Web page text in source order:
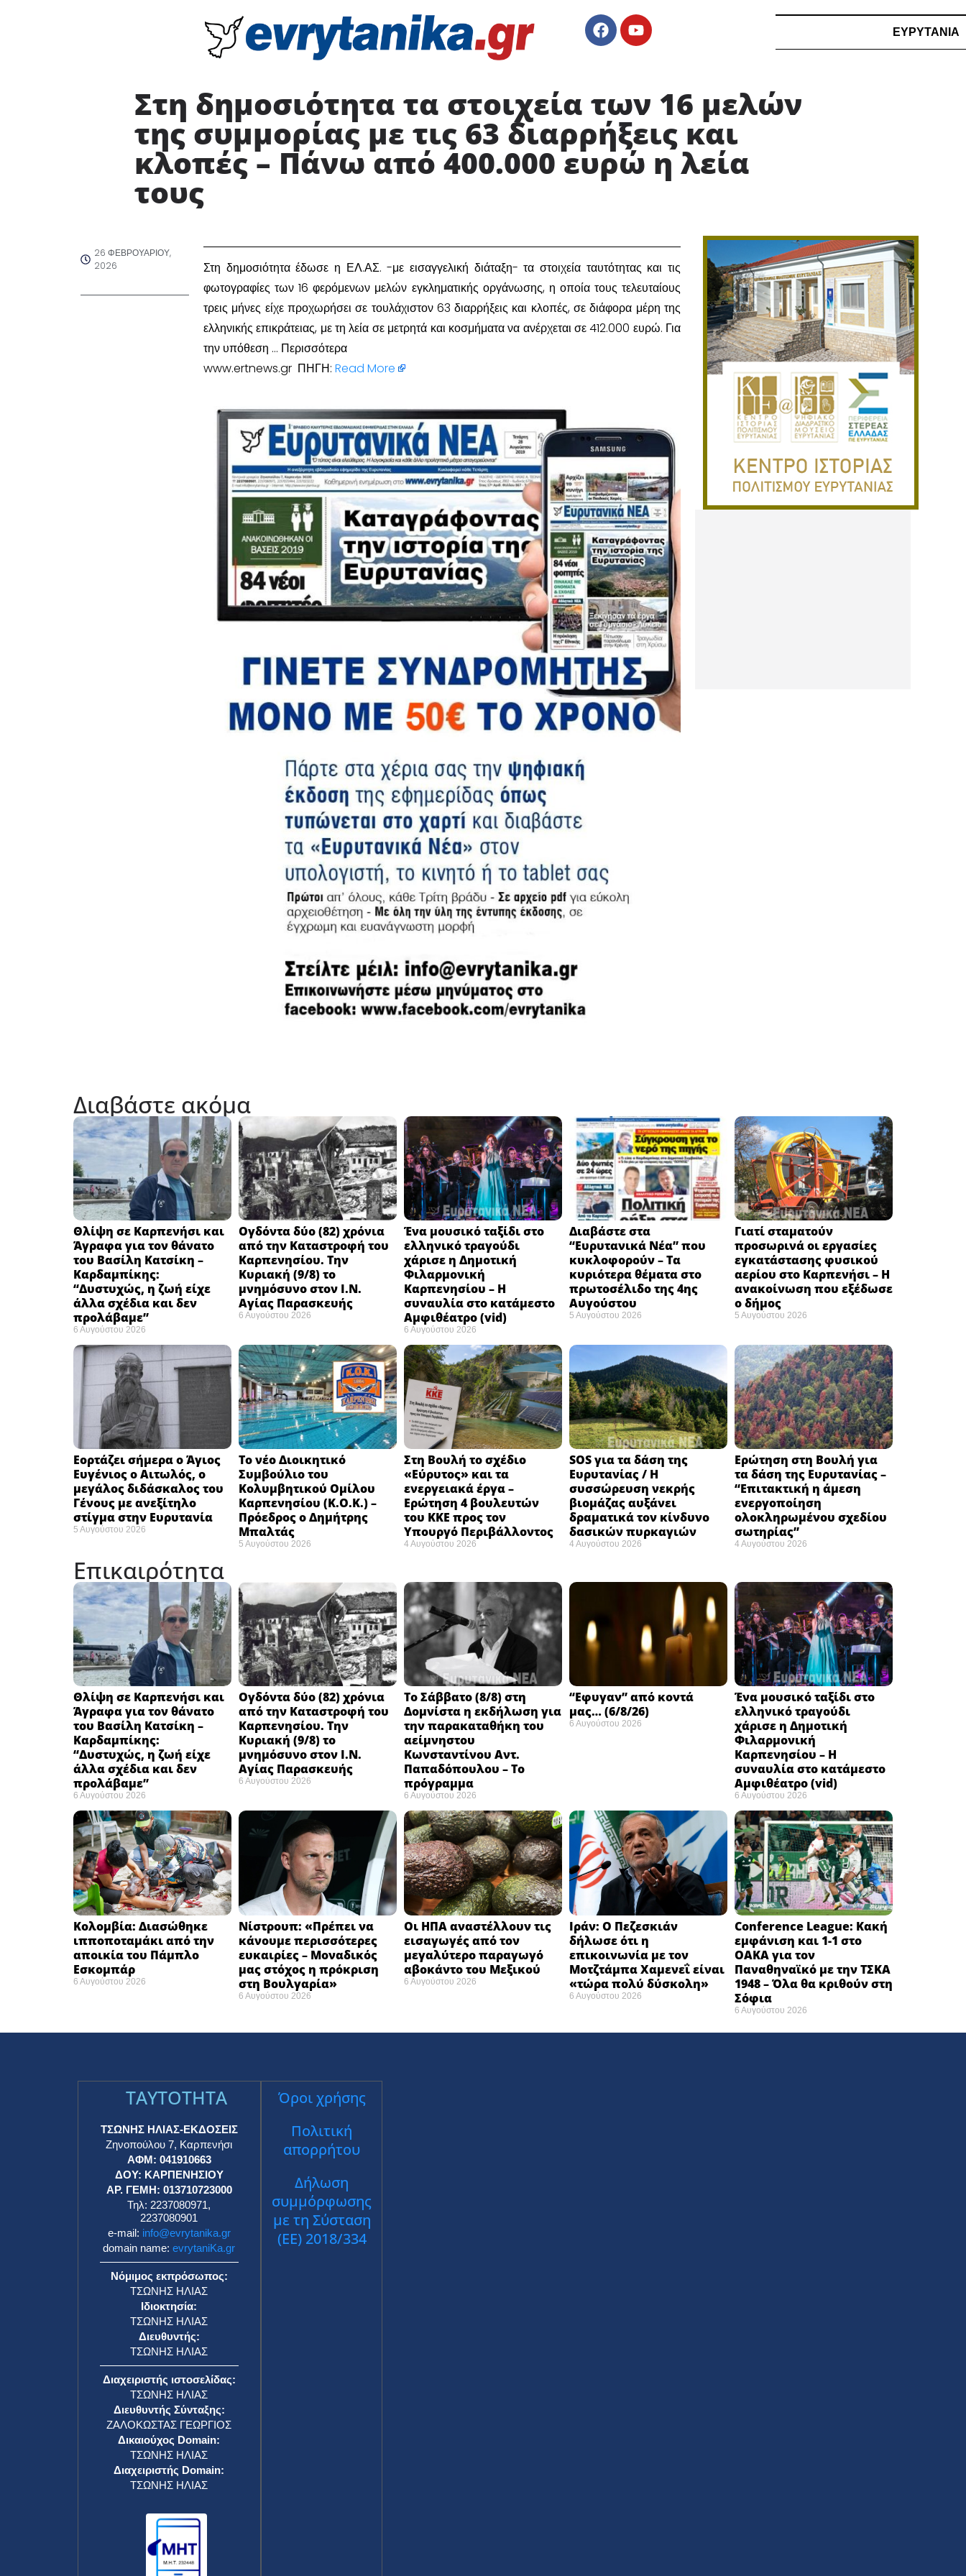
ΕΥΡΥΤΑΝΙΑ
Στη δημοσιότητα τα στοιχεία των 16 μελών
της συμμορίας με τις 63 διαρρήξεις και
κλοπές – Πάνω από 400.000 ευρώ η λεία
τους ​
26 ΦΕΒΡΟΥΑΡΊΟΥ,
2026
​Στη δημοσιότητα έδωσε η ΕΛ.ΑΣ. -με εισαγγελική διάταξη- τα στοιχεία ταυτότητας και τις
φωτογραφίες των 16 φερόμενων μελών εγκληματικής οργάνωσης, η οποία τους τελευταίους
τρεις μήνες είχε προχωρήσει σε τουλάχιστον 63 διαρρήξεις και κλοπές, σε διάφορα μέρη της
ελληνικής επικράτειας, με τη λεία σε μετρητά και κοσμήματα να ανέρχεται σε 412.000 ευρώ. Για
την υπόθεση … Περισσότερα
www.ertnews.gr ΠΗΓΗ: Read More
Διαβάστε ακόμα
Θλίψη σε Καρπενήσι και
Άγραφα για τον θάνατο
του Βασίλη Κατσίκη –
Καρδαμπίκης:
“Δυστυχώς, η ζωή είχε
άλλα σχέδια και δεν
προλάβαμε”
6 Αυγούστου 2026
Ογδόντα δύο (82) χρόνια
από την Καταστροφή του
Καρπενησίου. Την
Κυριακή (9/8) το
μνημόσυνο στον Ι.Ν.
Αγίας Παρασκευής
6 Αυγούστου 2026
Ένα μουσικό ταξίδι στο
ελληνικό τραγούδι
χάρισε η Δημοτική
Φιλαρμονική
Καρπενησίου – Η
συναυλία στο κατάμεστο
Αμφιθέατρο (vid)
6 Αυγούστου 2026
Διαβάστε στα
“Ευρυτανικά Νέα” που
κυκλοφορούν – Τα
κυριότερα θέματα στο
πρωτοσέλιδο της 4ης
Αυγούστου
5 Αυγούστου 2026
Γιατί σταματούν
προσωρινά οι εργασίες
εγκατάστασης φυσικού
αερίου στο Καρπενήσι – Η
ανακοίνωση που εξέδωσε
ο δήμος
5 Αυγούστου 2026
Εορτάζει σήμερα ο Άγιος
Ευγένιος ο Αιτωλός, ο
μεγάλος διδάσκαλος του
Γένους με ανεξίτηλο
στίγμα στην Ευρυτανία
5 Αυγούστου 2026
Το νέο Διοικητικό
Συμβούλιο του
Κολυμβητικού Ομίλου
Καρπενησίου (Κ.Ο.Κ.) –
Πρόεδρος ο Δημήτρης
Μπαλτάς
5 Αυγούστου 2026
Στη Βουλή το σχέδιο
«Εύρυτος» και τα
ενεργειακά έργα –
Ερώτηση 4 βουλευτών
του ΚΚΕ προς τον
Υπουργό Περιβάλλοντος
4 Αυγούστου 2026
SOS για τα δάση της
Ευρυτανίας / Η
συσσώρευση νεκρής
βιομάζας αυξάνει
δραματικά τον κίνδυνο
δασικών πυρκαγιών
4 Αυγούστου 2026
Ερώτηση στη Βουλή για
τα δάση της Ευρυτανίας –
“Eπιτακτική η άμεση
ενεργοποίηση
ολοκληρωμένου σχεδίου
σωτηρίας”
4 Αυγούστου 2026
Επικαιρότητα
Θλίψη σε Καρπενήσι και
Άγραφα για τον θάνατο
του Βασίλη Κατσίκη –
Καρδαμπίκης:
“Δυστυχώς, η ζωή είχε
άλλα σχέδια και δεν
προλάβαμε”
6 Αυγούστου 2026
Ογδόντα δύο (82) χρόνια
από την Καταστροφή του
Καρπενησίου. Την
Κυριακή (9/8) το
μνημόσυνο στον Ι.Ν.
Αγίας Παρασκευής
6 Αυγούστου 2026
Το Σάββατο (8/8) στη
Δομνίστα η εκδήλωση για
την παρακαταθήκη του
αείμνηστου
Κωνσταντίνου Αντ.
Παπαδόπουλου – Το
πρόγραμμα
6 Αυγούστου 2026
“Εφυγαν” από κοντά
μας… (6/8/26)
6 Αυγούστου 2026
Ένα μουσικό ταξίδι στο
ελληνικό τραγούδι
χάρισε η Δημοτική
Φιλαρμονική
Καρπενησίου – Η
συναυλία στο κατάμεστο
Αμφιθέατρο (vid)
6 Αυγούστου 2026
Κολομβία: Διασώθηκε
ιπποποταμάκι από την
αποικία του Πάμπλο
Εσκομπάρ ​
6 Αυγούστου 2026
Νίστρουπ: «Πρέπει να
κάνουμε περισσότερες
ευκαιρίες – Μοναδικός
μας στόχος η πρόκριση
στη Βουλγαρία» ​
6 Αυγούστου 2026
Οι ΗΠΑ αναστέλλουν τις
εισαγωγές από τον
μεγαλύτερο παραγωγό
αβοκάντο του Μεξικού ​
6 Αυγούστου 2026
Ιράν: Ο Πεζεσκιάν
δήλωσε ότι η
επικοινωνία με τον
Μοτζτάμπα Χαμενεΐ είναι
«τώρα πολύ δύσκολη» ​
6 Αυγούστου 2026
Conference League: Κακή
εμφάνιση και 1-1 στο
ΟΑΚΑ για τον
Παναθηναϊκό με την ΤΣΚΑ
1948 – Όλα θα κριθούν στη
Σόφια ​
6 Αυγούστου 2026
TAYTOTHTA
ΤΣΩΝΗΣ ΗΛΙΑΣ-ΕΚΔΟΣΕΙΣ
Ζηνοπούλου 7, Καρπενήσι
ΑΦΜ: 041910663
ΔΟΥ: ΚΑΡΠΕΝΗΣΙΟΥ
ΑΡ. ΓΕΜΗ: 013710723000
Τηλ: 2237080971,
2237080901
e-mail: info@evrytanika.gr
domain name:evrytaniKa.gr
Νόμιμος εκπρόσωπος:
ΤΣΩΝΗΣ ΗΛΙΑΣ
Ιδιοκτησία:
ΤΣΩΝΗΣ ΗΛΙΑΣ
Διευθυντής:
ΤΣΩΝΗΣ ΗΛΙΑΣ
Διαχειριστής ιστοσελίδας:
ΤΣΩΝΗΣ ΗΛΙΑΣ
Διευθυντής Σύνταξης:
ΖΑΛΟΚΩΣΤΑΣ ΓΕΩΡΓΙΟΣ
Δικαιούχος Domain:
ΤΣΩΝΗΣ ΗΛΙΑΣ
Διαχειριστής Domain:
ΤΣΩΝΗΣ ΗΛΙΑΣ
Όροι χρήσης
Πολιτική
απορρήτου
Δήλωση
συμμόρφωσης
με τη Σύσταση
(ΕΕ) 2018/334